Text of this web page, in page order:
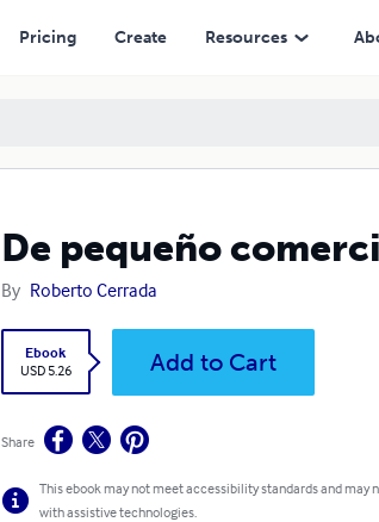
Pricing Create Resources
De pequeño
By Roberto Cerrada
Ebook
USD 5.26
Add to Cart
Share
This ebook may not meet accessibility standards and may
with assistive technologies.